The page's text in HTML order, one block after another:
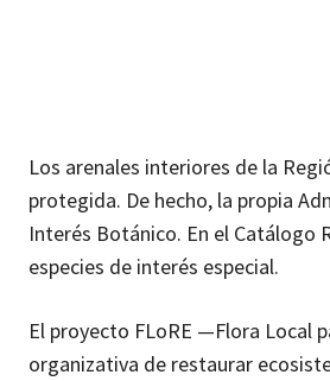
Los arenales interiores de la
protegida. De hecho, la propia
Interés Botánico. En el Catálogo
especies de interés especial.
El proyecto FLoRE —Flora Local
organizativa de restaurar